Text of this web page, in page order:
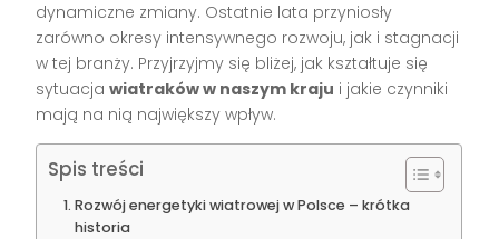
dynamiczne zmiany. Ostatnie lata przyniosły
zarówno okresy intensywnego rozwoju, jak i stagnacji
w tej branży. Przyjrzyjmy się bliżej, jak kształtuje się
sytuacjawiatraków w naszym kraju i jakie czynniki
mają na nią największy wpływ.
Spis treści
Rozwój energetyki wiatrowej w Polsce – krótka
historia